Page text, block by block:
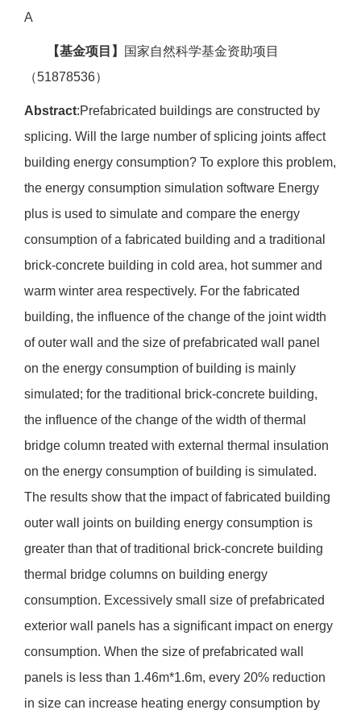
A
【基金项目】
国家自然科学基金资助项目
（51878536）
Abstract:Prefabricated buildings are constructed by
splicing. Will the large number of splicing joints affect
building energy consumption? To explore this problem,
the energy consumption simulation software Energy
plus is used to simulate and compare the energy
consumption of a fabricated building and a traditional
brick-concrete building in cold area, hot summer and
warm winter area respectively. For the fabricated
building, the influence of the change of the joint width
of outer wall and the size of prefabricated wall panel
on the energy consumption of building is mainly
simulated; for the traditional brick-concrete building,
the influence of the change of the width of thermal
bridge column treated with external thermal insulation
on the energy consumption of building is simulated.
The results show that the impact of fabricated building
outer wall joints on building energy consumption is
greater than that of traditional brick-concrete building
thermal bridge columns on building energy
consumption. Excessively small size of prefabricated
exterior wall panels has a significant impact on energy
consumption. When the size of prefabricated wall
panels is less than 1.46m*1.6m, every 20% reduction
in size can increase heating energy consumption by